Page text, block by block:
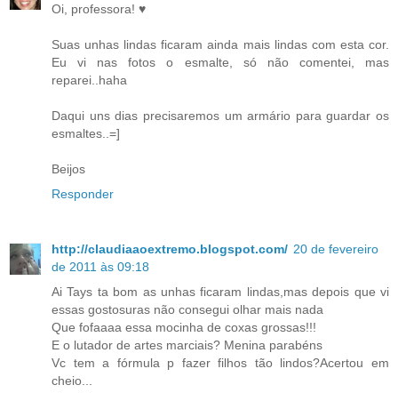
Oi, professora! ♥
Suas unhas lindas ficaram ainda mais lindas com esta cor.
Eu vi nas fotos o esmalte, só não comentei, mas
reparei..haha
Daqui uns dias precisaremos um armário para guardar os
esmaltes..=]
Beijos
Responder
http://claudiaaoextremo.blogspot.com/ 20 de fevereiro
de 2011 às 09:18
Ai Tays ta bom as unhas ficaram lindas,mas depois que vi
essas gostosuras não consegui olhar mais nada
Que fofaaaa essa mocinha de coxas grossas!!!
E o lutador de artes marciais? Menina parabéns
Vc tem a fórmula p fazer filhos tão lindos?Acertou em
cheio...